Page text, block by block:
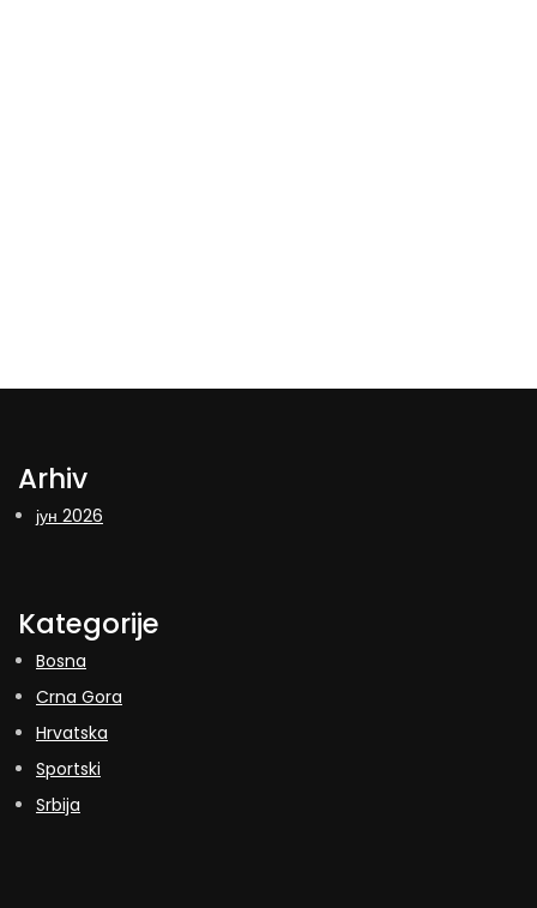
Arhiv
јун 2026
Kategorije
Bosna
Crna Gora
Hrvatska
Sportski
Srbija